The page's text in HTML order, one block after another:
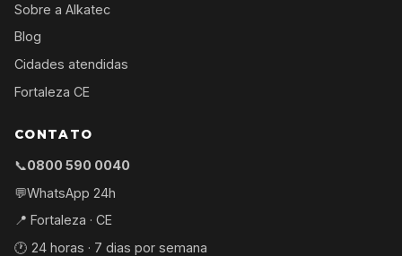
Sobre a Alkatec
Blog
Cidades atendidas
Fortaleza CE
CONTATO
📞0800 590 0040
💬WhatsApp 24h
📍 Fortaleza · CE
🕐 24 horas · 7 dias por semana